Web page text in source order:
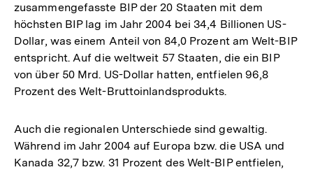
zusammengefasste BIP der 20 Staaten mit dem
höchsten BIP lag im Jahr 2004 bei 34,4 Billionen US-
Dollar, was einem Anteil von 84,0 Prozent am Welt-BIP
entspricht. Auf die weltweit 57 Staaten, die ein BIP
von über 50 Mrd. US-Dollar hatten, entfielen 96,8
Prozent des Welt-Bruttoinlandsprodukts.
Auch die regionalen Unterschiede sind gewaltig.
Während im Jahr 2004 auf Europa bzw. die USA und
Kanada 32,7 bzw. 31 Prozent des Welt-BIP entfielen,